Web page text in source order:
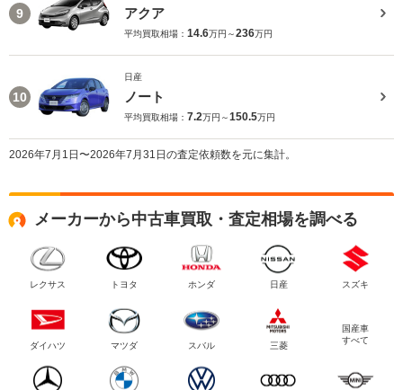
9 アクア
平均買取相場： 14.6万円～236万円
10
日産
ノート
平均買取相場： 7.2万円～150.5万円
2026年7月1日〜2026年7月31日の査定依頼数を元に集計。
メーカーから中古車買取・査定相場を調べる
レクサス トヨタ ホンダ 日産 スズキ
ダイハツ マツダ スバル 三菱
国産車
すべて